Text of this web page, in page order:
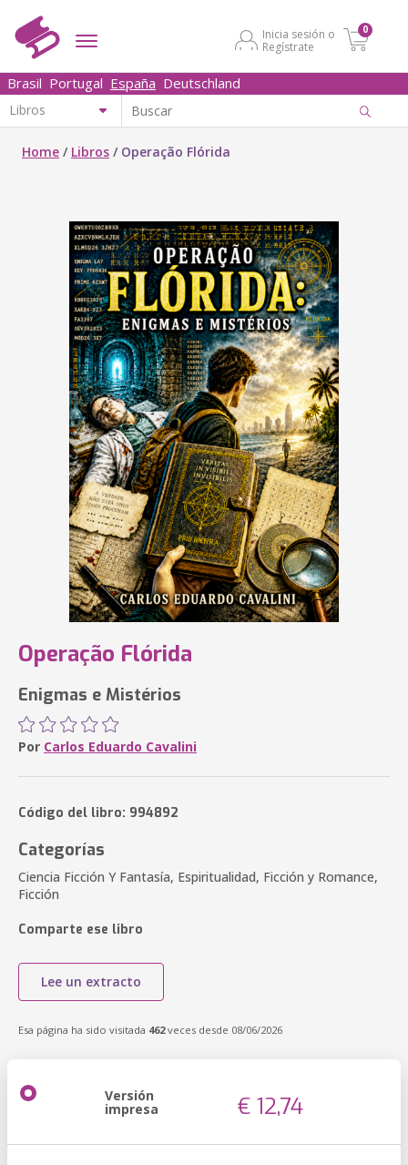
Inicia sesión o
Regístrate
0
Brasil Portugal España Deutschland
Home / Libros / Operação Flórida
Operação Flórida
Enigmas e Mistérios
Por Carlos Eduardo Cavalini
Código del libro: 994892
Categorías
Ciencia Ficción Y Fantasía, Espiritualidad, Ficción y Romance,
Ficción
Comparte ese libro
Lee un extracto
Esa página ha sido visitada 462veces desde 08/06/2026
Versión
impresa € 12,74